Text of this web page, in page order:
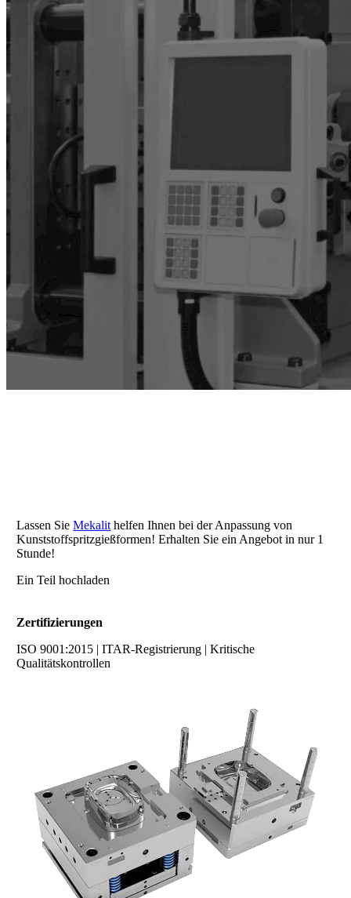
Lassen SieMekalit helfen Ihnen bei der Anpassung von
Kunststoffspritzgießformen! Erhalten Sie ein Angebot in nur 1
Stunde!
Ein Teil hochladen
Zertifizierungen
ISO 9001:2015 | ITAR-Registrierung | Kritische
Qualitätskontrollen